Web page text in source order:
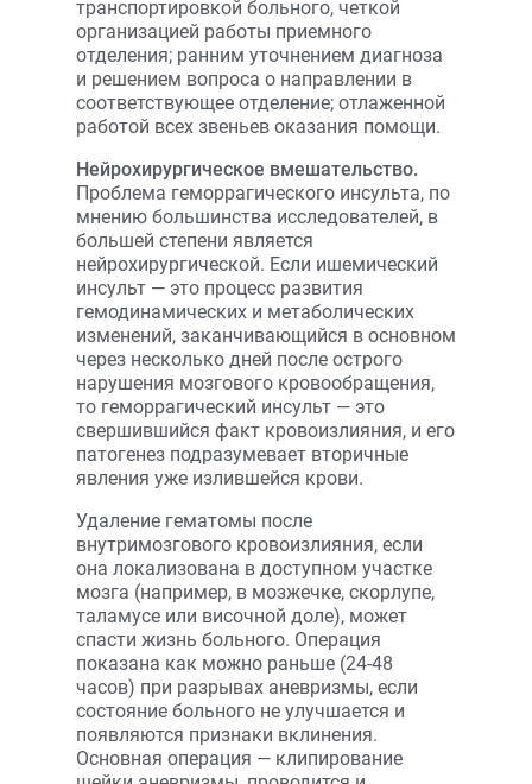
транспортировкой больного, четкой
организацией работы приемного
отделения; ранним уточнением диагноза
и решением вопроса о направлении в
соответствующее отделение; отлаженной
работой всех звеньев оказания помощи.
Нейрохирургическое вмешательство.
Проблема геморрагического инсульта, по
мнению большинства исследователей, в
большей степени является
нейрохирургической. Если ишемический
инсульт — это процесс развития
гемодинамических и метаболических
изменений, заканчивающийся в основном
через несколько дней после острого
нарушения мозгового кровообращения,
то геморрагический инсульт — это
свершившийся факт кровоизлияния, и его
патогенез подразумевает вторичные
явления уже излившейся крови.
Удаление гематомы после
внутримозгового кровоизлияния, если
она локализована в доступном участке
мозга (например, в мозжечке, скорлупе,
таламусе или височной доле), может
спасти жизнь больного. Операция
показана как можно раньше (24-48
часов) при разрывах аневризмы, если
состояние больного не улучшается и
появляются признаки вклинения.
Основная операция — клипирование